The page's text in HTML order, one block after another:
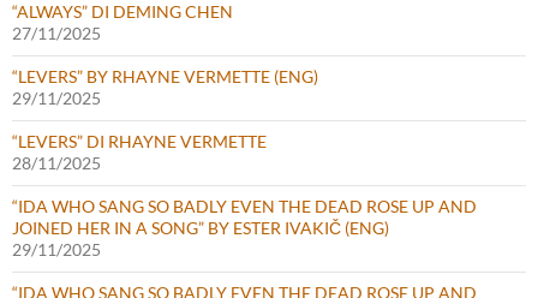
“ALWAYS” DI DEMING CHEN
27/11/2025
“LEVERS” BY RHAYNE VERMETTE (ENG)
29/11/2025
“LEVERS” DI RHAYNE VERMETTE
28/11/2025
“IDA WHO SANG SO BADLY EVEN THE DEAD ROSE UP AND
JOINED HER IN A SONG” BY ESTER IVAKIČ (ENG)
29/11/2025
“IDA WHO SANG SO BADLY EVEN THE DEAD ROSE UP AND